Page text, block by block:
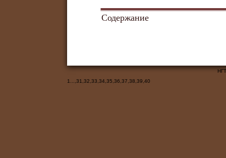
Содержание
1
31 32 33 34 35 36 37 38 39 40